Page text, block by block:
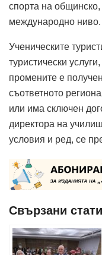
спорта на
международно ниво.
Ученическите
туристически
промените е
съответното
или има сключен
директора на
условия и ред, се
Свързани